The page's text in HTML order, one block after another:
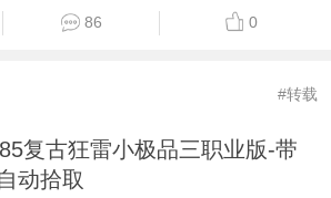
86 0
#转载
复古狂雷小极品三职业版-带
动拾取